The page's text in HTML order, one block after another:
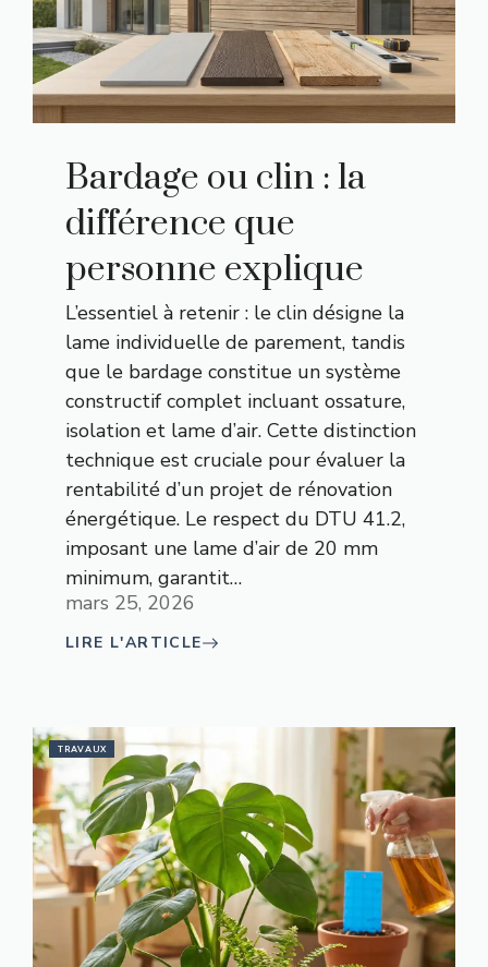
Bardage ou clin : la
différence que
personne explique
L’essentiel à retenir : le clin désigne la
lame individuelle de parement, tandis
que le bardage constitue un système
constructif complet incluant ossature,
isolation et lame d’air. Cette distinction
technique est cruciale pour évaluer la
rentabilité d’un projet de rénovation
énergétique. Le respect du DTU 41.2,
imposant une lame d’air de 20 mm
minimum, garantit…
mars 25, 2026
LIRE L'ARTICLE
TRAVAUX